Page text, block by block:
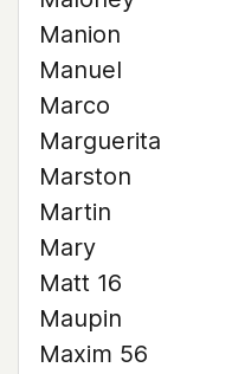
Manion
Manuel
Marco
Marguerita
Marston
Martin
Mary
Matt 16
Maupin
Maxim 56